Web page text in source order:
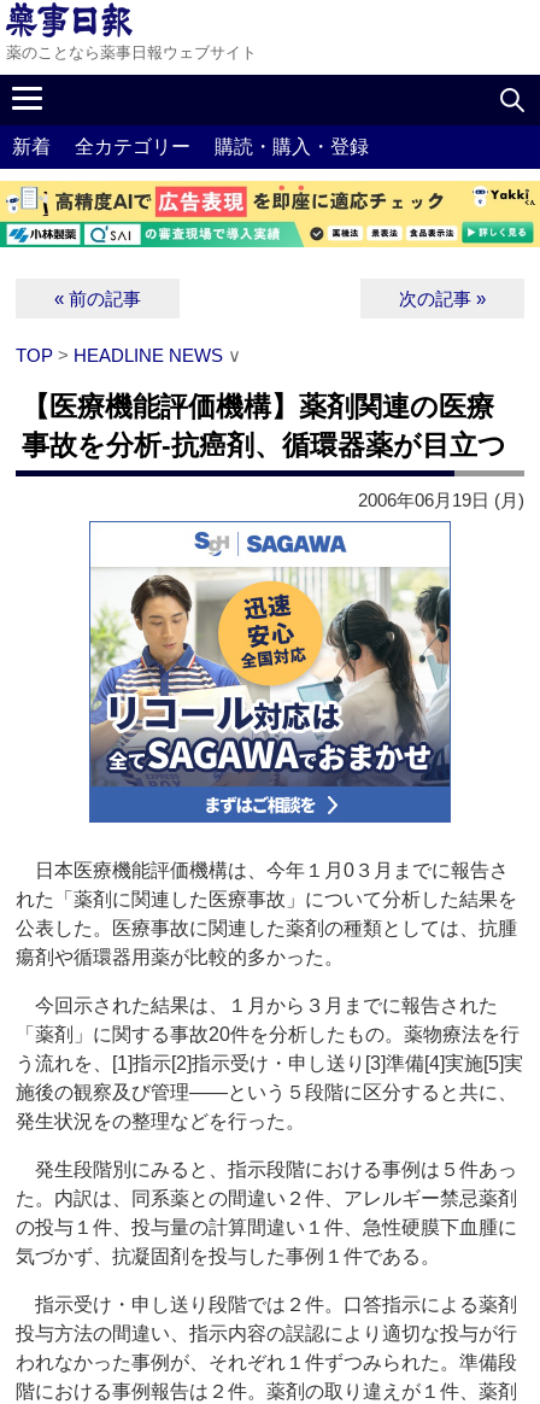
薬のことなら薬事日報ウェブサイト
新着 全カテゴリー 購読・購入・登録
« 前の記事 次の記事 »
TOP > HEADLINE NEWS ∨
【医療機能評価機構】薬剤関連の医療
事故を分析‐抗癌剤、循環器薬が目立つ
2006年06月19日 (月)
日本医療機能評価機構は、今年１月0３月までに報告さ
れた「薬剤に関連した医療事故」について分析した結果を
公表した。医療事故に関連した薬剤の種類としては、抗腫
瘍剤や循環器用薬が比較的多かった。
今回示された結果は、１月から３月までに報告された
「薬剤」に関する事故20件を分析したもの。薬物療法を行
う流れを、[1]指示[2]指示受け・申し送り[3]準備[4]実施[5]実
施後の観察及び管理――という５段階に区分すると共に、
発生状況をの整理などを行った。
発生段階別にみると、指示段階における事例は５件あっ
た。内訳は、同系薬との間違い２件、アレルギー禁忌薬剤
の投与１件、投与量の計算間違い１件、急性硬膜下血腫に
気づかず、抗凝固剤を投与した事例１件である。
指示受け・申し送り段階では２件。口答指示による薬剤
投与方法の間違い、指示内容の誤認により適切な投与が行
われなかった事例が、それぞれ１件ずつみられた。準備段
階における事例報告は２件。薬剤の取り違えが１件、薬剤